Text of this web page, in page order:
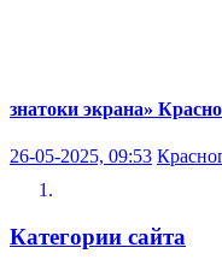
знатоки экрана»
26-05-2025, 09:53
Категории сайта